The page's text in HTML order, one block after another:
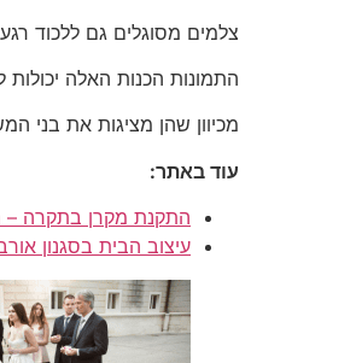
צלמים מסוגלים גם ללכוד
התמונות הכנות האלה
מכיוון שהן מציגות את בני
עוד באתר:
התקנת מקרן בתקרה –
עיצוב הבית בסגנון